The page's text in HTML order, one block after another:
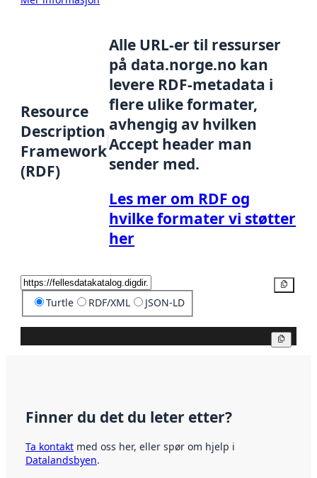
Resource
Description
Framework
(RDF)
Alle URL-er til ressurser
på data.norge.no kan
levere RDF-metadata i
flere ulike formater,
avhengig av hvilken
Accept header man
sender med.
Les mer om RDF og
hvilke formater vi støtter
her
Turtle RDF/XML JSON-LD
Finner du det du leter etter?
Ta kontakt med oss her, eller spør om hjelp i
Datalandsbyen.